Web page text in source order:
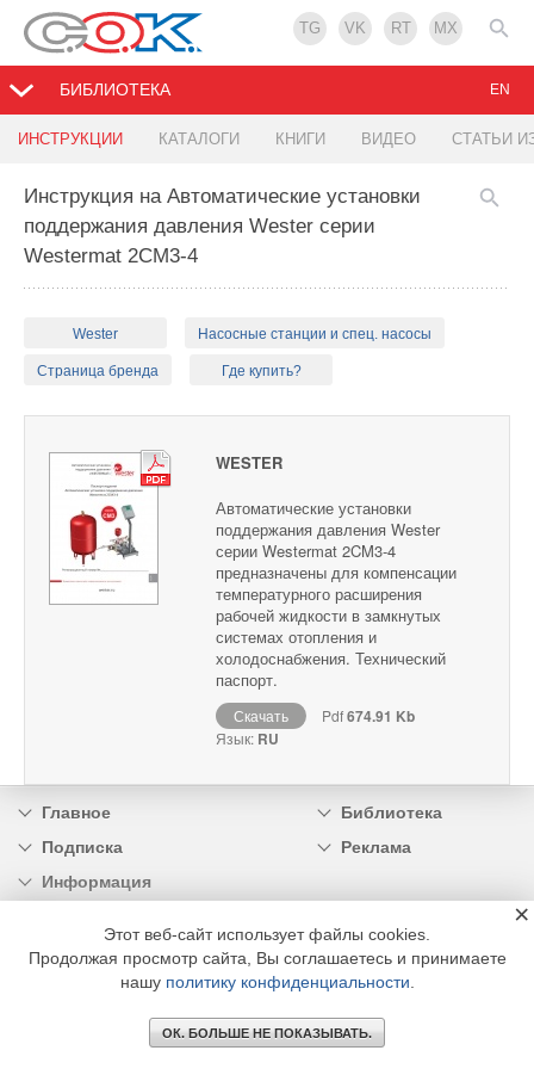
TG VK RT MX
БИБЛИОТЕКА
ИНСТРУКЦИИ КАТАЛОГИ КНИГИ ВИДЕО СТАТЬИ
EN
Инструкция на Автоматические установки
поддержания давления Wester серии
Westermat 2CM3-4
Wester Насосные станции и спец. насосы
Страница бренда Где купить?
WESTER
Автоматические установки
поддержания давления Wester
серии Westermat 2CM3-4
предназначены для компенсации
температурного расширения
рабочей жидкости в замкнутых
системах отопления и
холодоснабжения. Технический
паспорт.
Скачать Pdf674.91 Kb
Язык: RU
Главное
Библиотека
Подписка
Реклама
Информация
© 2002 - 2026 OOO Издательский дом «МЕДИА ТЕХНОЛОДЖИ» +7 (495) 665-00-
Этот веб-сайт использует файлы cookies.
Продолжая просмотр сайта, Вы соглашаетесь и принимаете
нашу политику конфиденциальности
ОК. БОЛЬШЕ НЕ ПОКАЗЫВАТЬ.
×